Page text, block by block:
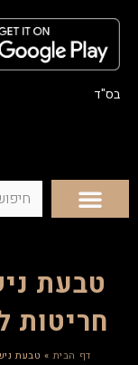
בס"ד
חריטות
דף הבית» טבעת נישואין זהב 14